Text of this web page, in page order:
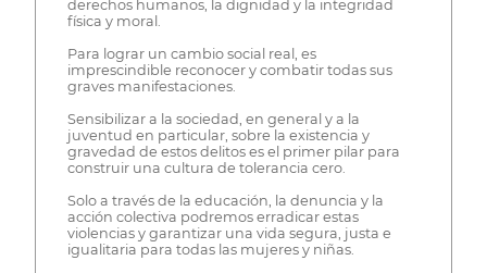
derechos humanos, la dignidad y la integridad
física y moral.
Para lograr un cambio social real, es
imprescindible reconocer y combatir todas sus
graves manifestaciones.
Sensibilizar a la sociedad, en general y a la
juventud en particular, sobre la existencia y
gravedad de estos delitos es el primer pilar para
construir una cultura de tolerancia cero.
Solo a través de la educación, la denuncia y la
acción colectiva podremos erradicar estas
violencias y garantizar una vida segura, justa e
igualitaria para todas las mujeres y niñas.